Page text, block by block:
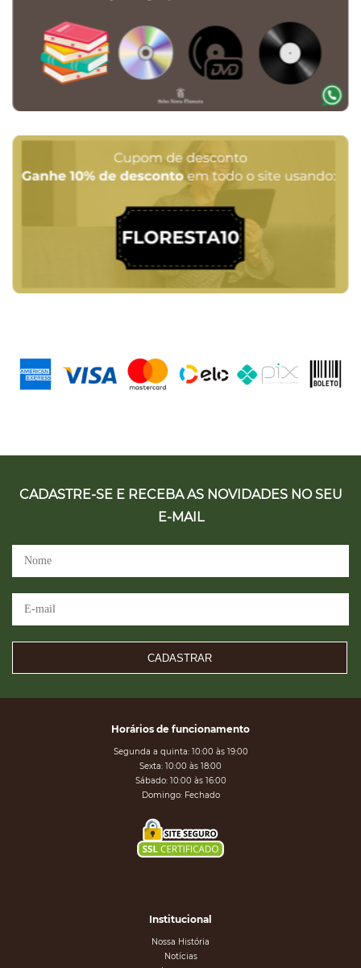
CADASTRE-SE E RECEBA AS NOVIDADES NO SEU
E-MAIL
CADASTRAR
Horários de funcionamento
Segunda a quinta: 10:00 às 19:00
Sexta: 10:00 às 18:00
Sábado: 10:00 às 16:00
Domingo: Fechado
Institucional
Nossa História
Notícias